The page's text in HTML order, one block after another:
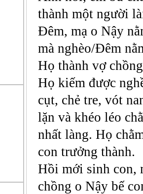
thành một người
Đêm, mạ o Nậy
mà nghèo/Đêm
Họ thành vợ
Họ kiếm được
cụt, chẻ tre, vót
lặn và khéo léo
nhất làng. Họ
con trưởng thành.
Hồi mới sinh con,
chồng o Nậy bế